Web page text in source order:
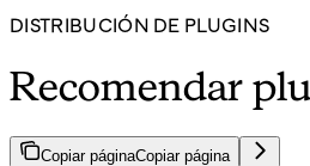
DISTRIBUCIÓN DE PLUGINS
Recomendar
Copiar páginaCopiar página